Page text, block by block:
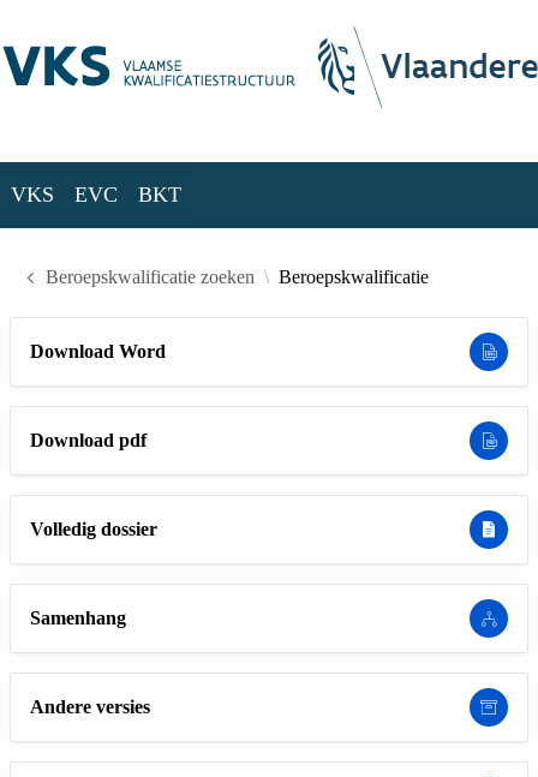
VKS EVC BKT
Beroepskwalificatie zoeken Beroepskwalificatie
Download Word
Download pdf
Volledig dossier
Samenhang
Andere versies